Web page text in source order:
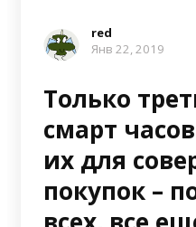
red
Янв 22, 2019
Только
смарт
их для
покупок –